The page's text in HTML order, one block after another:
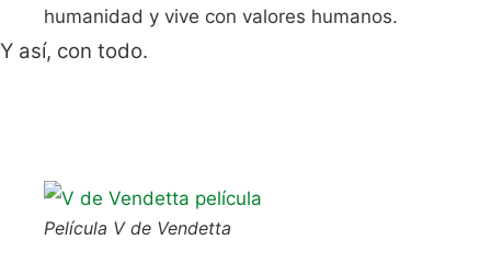
humanidad y vive con valores humanos.
Y así, con todo.
Película V de Vendetta